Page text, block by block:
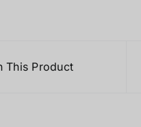
This Product